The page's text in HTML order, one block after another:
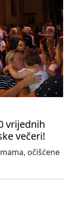
vrijednih
večeri!
očišćene